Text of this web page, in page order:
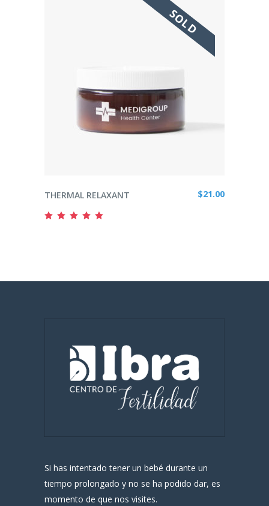
SOLD
READ MORE
THERMAL RELAXANT $21.00
Si has intentado tener un bebé durante un
tiempo prolongado y no se ha podido dar, es
momento de que nos visites.